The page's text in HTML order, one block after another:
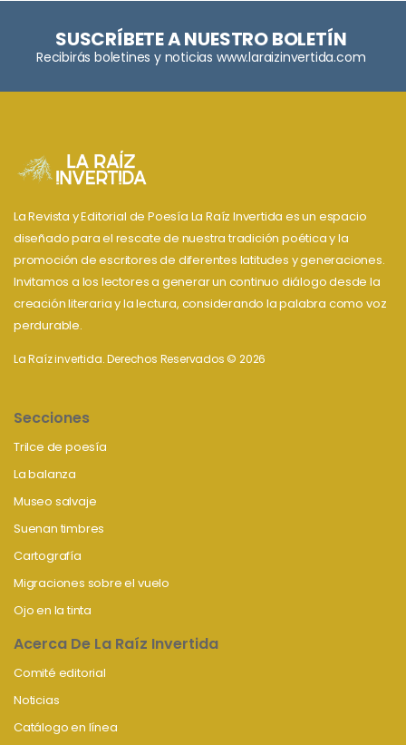
SUSCRÍBETE A NUESTRO BOLETÍN
Recibirás boletines y noticias www.laraizinvertida.com
La Revista y Editorial de Poesía La Raíz Invertida es un espacio
diseñado para el rescate de nuestra tradición poética y la
promoción de escritores de diferentes latitudes y generaciones.
Invitamos a los lectores a generar un continuo diálogo desde la
creación literaria y la lectura, considerando la palabra como voz
perdurable.
La Raíz invertida. Derechos Reservados © 2026
Secciones
Trilce de poesía
La balanza
Museo salvaje
Suenan timbres
Cartografía
Migraciones sobre el vuelo
Ojo en la tinta
Acerca De La Raíz Invertida
Comité editorial
Noticias
Catálogo en línea